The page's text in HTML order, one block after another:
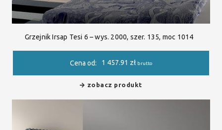
Grzejnik Irsap Tesi 6 – wys. 2000, szer. 135, moc 1014
Cena od: 1 457.91 zł brutto
zobacz produkt